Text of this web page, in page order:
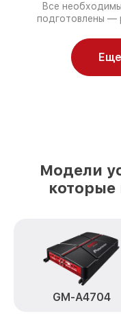
Все
подготовлены —
Модели
GM-A4704